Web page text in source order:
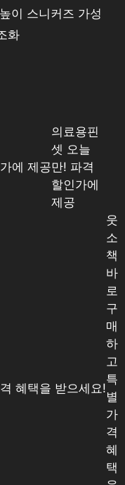
이 스니커즈 가성
화
의료용핀
셋 오늘
만! 파격
할인가에
제공
웃
소
책
바
로
구
매
하
고
특
별
가
격
혜
택